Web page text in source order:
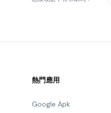
熱門應用
Google Apk